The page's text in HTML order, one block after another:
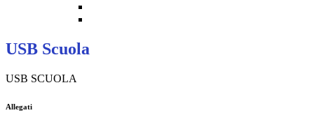
USB Scuola
USB SCUOLA
Allegati